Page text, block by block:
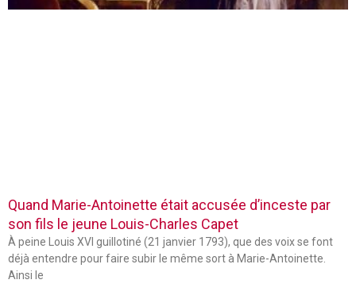
Quand Marie-Antoinette était accusée d’inceste par
son fils le jeune Louis-Charles Capet
À peine Louis XVI guillotiné (21 janvier 1793), que des voix se font
déjà entendre pour faire subir le même sort à Marie-Antoinette.
Ainsi le